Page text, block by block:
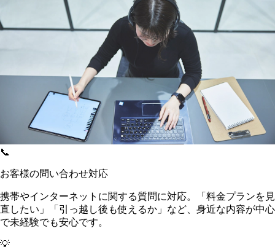
📞
お客様の問い合わせ対応
携帯やインターネットに関する質問に対応。「料金プランを見
直したい」「引っ越し後も使えるか」など、身近な内容が中心
で未経験でも安心です。
💡